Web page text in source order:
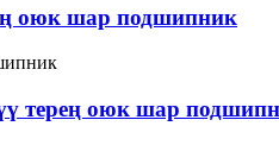
оюк шар подшипник
терең оюк шар